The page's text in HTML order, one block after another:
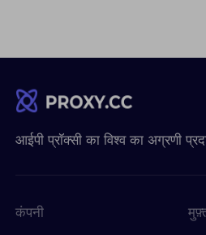
आईपी ​​प्रॉक्सी का विश्व का अग्रणी
कंपनी